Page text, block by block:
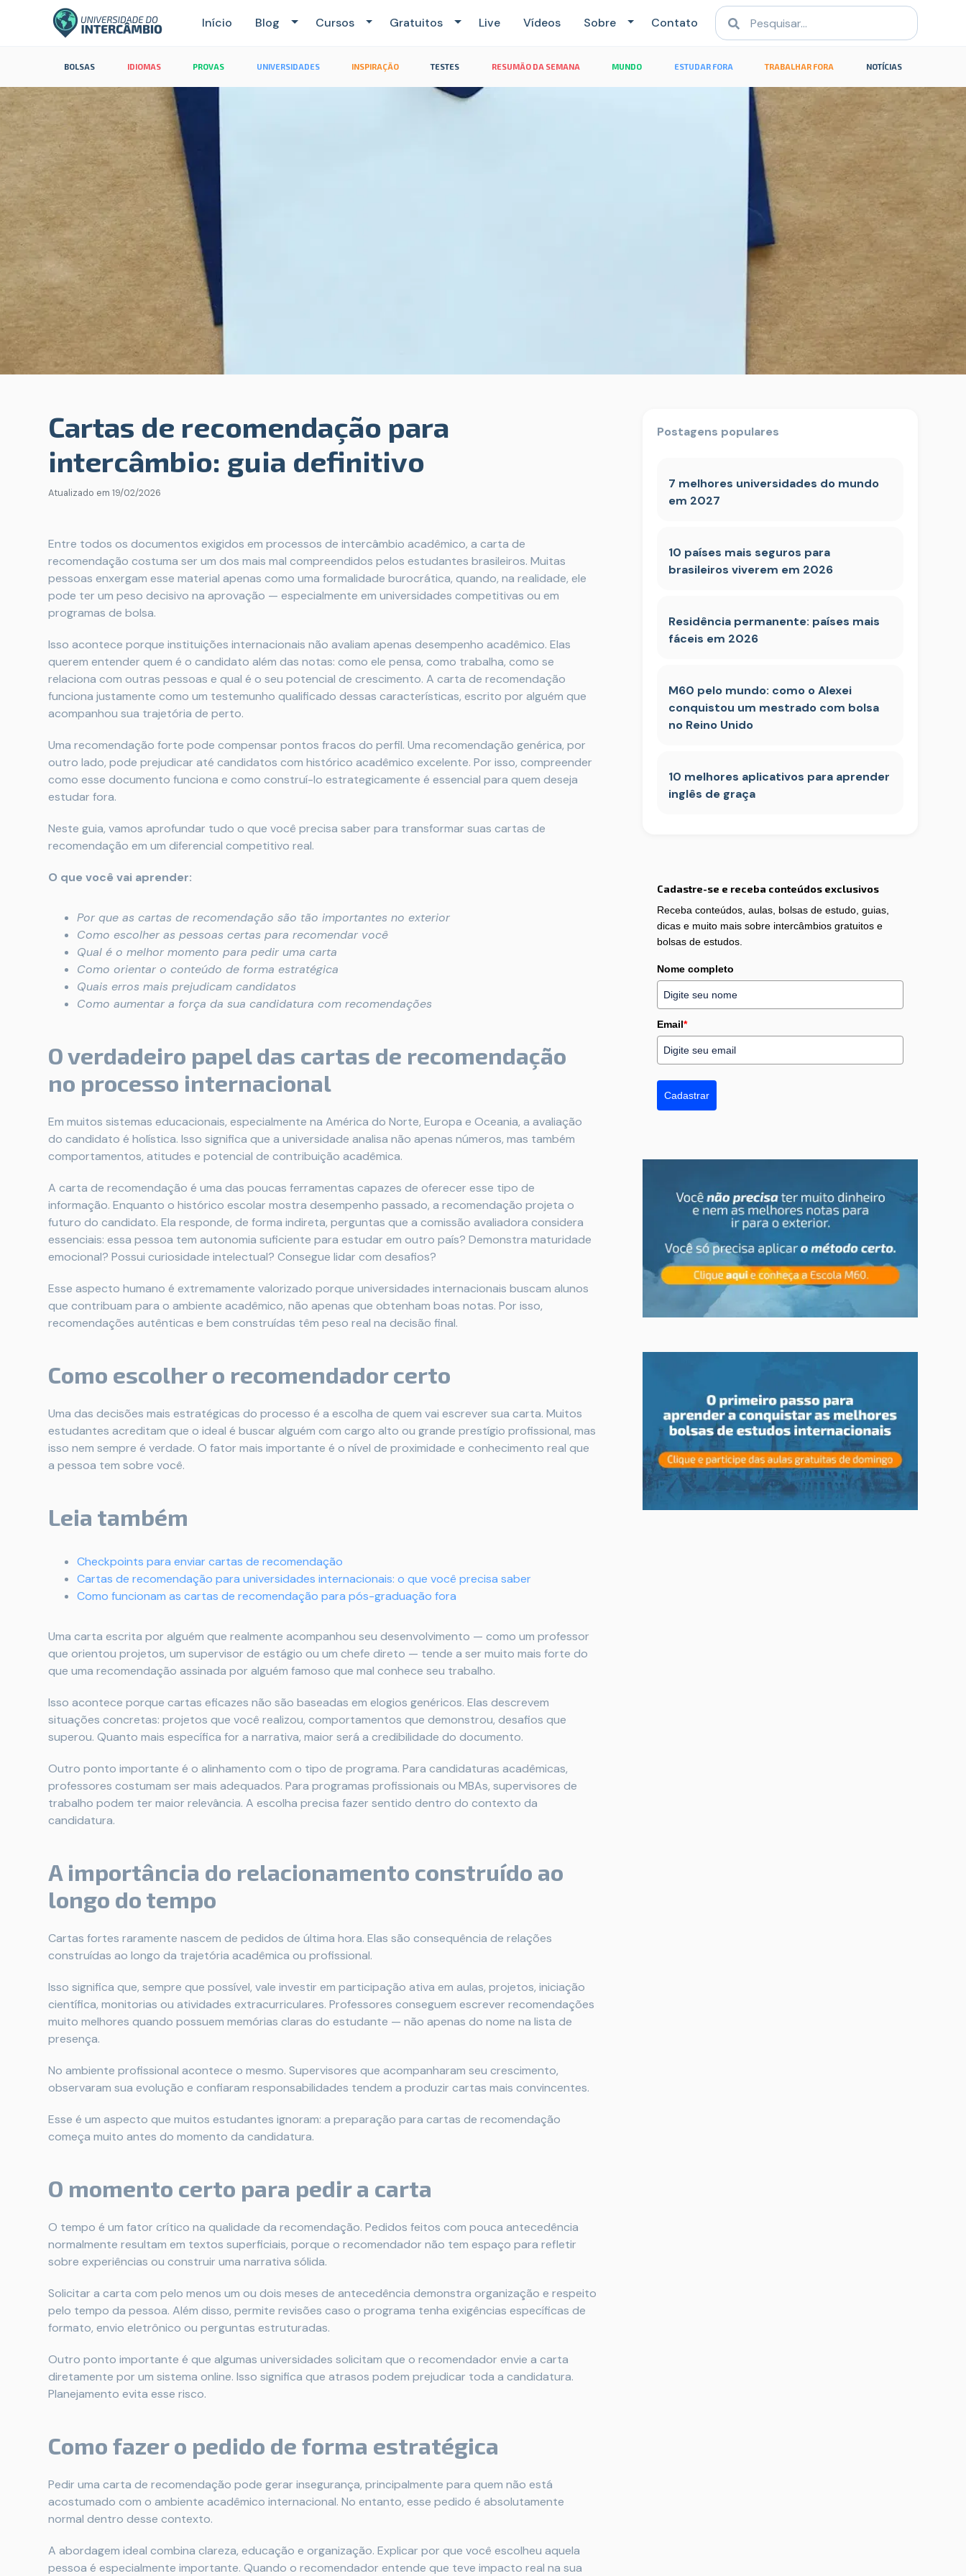
Início Blog Cursos Gratuitos Live Vídeos Sobre Contato
BOLSAS IDIOMAS PROVAS UNIVERSIDADES INSPIRAÇÃO TESTES RESUMÃO DA SEMANA MUNDO ESTUDAR FORA TRABALHAR FORA NOTÍCIAS
Cartas de recomendação para
intercâmbio: guia definitivo
Atualizado em 19/02/2026
Entre todos os documentos exigidos em processos de intercâmbio acadêmico, a carta de
recomendação costuma ser um dos mais mal compreendidos pelos estudantes brasileiros. Muitas
pessoas enxergam esse material apenas como uma formalidade burocrática, quando, na realidade, ele
pode ter um peso decisivo na aprovação — especialmente em universidades competitivas ou em
programas de bolsa.
Isso acontece porque instituições internacionais não avaliam apenas desempenho acadêmico. Elas
querem entender quem é o candidato além das notas: como ele pensa, como trabalha, como se
relaciona com outras pessoas e qual é o seu potencial de crescimento. A carta de recomendação
funciona justamente como um testemunho qualificado dessas características, escrito por alguém que
acompanhou sua trajetória de perto.
Uma recomendação forte pode compensar pontos fracos do perfil. Uma recomendação genérica, por
outro lado, pode prejudicar até candidatos com histórico acadêmico excelente. Por isso, compreender
como esse documento funciona e como construí-lo estrategicamente é essencial para quem deseja
estudar fora.
Neste guia, vamos aprofundar tudo o que você precisa saber para transformar suas cartas de
recomendação em um diferencial competitivo real.
O que você vai aprender:
Por que as cartas de recomendação são tão importantes no exterior
Como escolher as pessoas certas para recomendar você
Qual é o melhor momento para pedir uma carta
Como orientar o conteúdo de forma estratégica
Quais erros mais prejudicam candidatos
Como aumentar a força da sua candidatura com recomendações
O verdadeiro papel das cartas de recomendação
no processo internacional
Em muitos sistemas educacionais, especialmente na América do Norte, Europa e Oceania, a avaliação
do candidato é holística. Isso significa que a universidade analisa não apenas números, mas também
comportamentos, atitudes e potencial de contribuição acadêmica.
A carta de recomendação é uma das poucas ferramentas capazes de oferecer esse tipo de
informação. Enquanto o histórico escolar mostra desempenho passado, a recomendação projeta o
futuro do candidato. Ela responde, de forma indireta, perguntas que a comissão avaliadora considera
essenciais: essa pessoa tem autonomia suficiente para estudar em outro país? Demonstra maturidade
emocional? Possui curiosidade intelectual? Consegue lidar com desafios?
Esse aspecto humano é extremamente valorizado porque universidades internacionais buscam alunos
que contribuam para o ambiente acadêmico, não apenas que obtenham boas notas. Por isso,
recomendações autênticas e bem construídas têm peso real na decisão final.
Como escolher o recomendador certo
Uma das decisões mais estratégicas do processo é a escolha de quem vai escrever sua carta. Muitos
estudantes acreditam que o ideal é buscar alguém com cargo alto ou grande prestígio profissional, mas
isso nem sempre é verdade. O fator mais importante é o nível de proximidade e conhecimento real que
a pessoa tem sobre você.
Leia também
Checkpoints para enviar cartas de recomendação
Cartas de recomendação para universidades internacionais: o que você precisa saber
Como funcionam as cartas de recomendação para pós-graduação fora
Uma carta escrita por alguém que realmente acompanhou seu desenvolvimento — como um professor
que orientou projetos, um supervisor de estágio ou um chefe direto — tende a ser muito mais forte do
que uma recomendação assinada por alguém famoso que mal conhece seu trabalho.
Isso acontece porque cartas eficazes não são baseadas em elogios genéricos. Elas descrevem
situações concretas: projetos que você realizou, comportamentos que demonstrou, desafios que
superou. Quanto mais específica for a narrativa, maior será a credibilidade do documento.
Outro ponto importante é o alinhamento com o tipo de programa. Para candidaturas acadêmicas,
professores costumam ser mais adequados. Para programas profissionais ou MBAs, supervisores de
trabalho podem ter maior relevância. A escolha precisa fazer sentido dentro do contexto da
candidatura.
A importância do relacionamento construído ao
longo do tempo
Cartas fortes raramente nascem de pedidos de última hora. Elas são consequência de relações
construídas ao longo da trajetória acadêmica ou profissional.
Isso significa que, sempre que possível, vale investir em participação ativa em aulas, projetos, iniciação
científica, monitorias ou atividades extracurriculares. Professores conseguem escrever recomendações
muito melhores quando possuem memórias claras do estudante — não apenas do nome na lista de
presença.
No ambiente profissional acontece o mesmo. Supervisores que acompanharam seu crescimento,
observaram sua evolução e confiaram responsabilidades tendem a produzir cartas mais convincentes.
Esse é um aspecto que muitos estudantes ignoram: a preparação para cartas de recomendação
começa muito antes do momento da candidatura.
O momento certo para pedir a carta
O tempo é um fator crítico na qualidade da recomendação. Pedidos feitos com pouca antecedência
normalmente resultam em textos superficiais, porque o recomendador não tem espaço para refletir
sobre experiências ou construir uma narrativa sólida.
Solicitar a carta com pelo menos um ou dois meses de antecedência demonstra organização e respeito
pelo tempo da pessoa. Além disso, permite revisões caso o programa tenha exigências específicas de
formato, envio eletrônico ou perguntas estruturadas.
Outro ponto importante é que algumas universidades solicitam que o recomendador envie a carta
diretamente por um sistema online. Isso significa que atrasos podem prejudicar toda a candidatura.
Planejamento evita esse risco.
Como fazer o pedido de forma estratégica
Pedir uma carta de recomendação pode gerar insegurança, principalmente para quem não está
acostumado com o ambiente acadêmico internacional. No entanto, esse pedido é absolutamente
normal dentro desse contexto.
A abordagem ideal combina clareza, educação e organização. Explicar por que você escolheu aquela
pessoa é especialmente importante. Quando o recomendador entende que teve impacto real na sua
Postagens populares
7 melhores universidades do mundo
em 2027
10 países mais seguros para
brasileiros viverem em 2026
Residência permanente: países mais
fáceis em 2026
M60 pelo mundo: como o Alexei
conquistou um mestrado com bolsa
no Reino Unido
10 melhores aplicativos para aprender
inglês de graça
Cadastre-se e receba conteúdos exclusivos
Receba conteúdos, aulas, bolsas de estudo, guias,
dicas e muito mais sobre intercâmbios gratuitos e
bolsas de estudos.
Nome completo
Email*
Cadastrar